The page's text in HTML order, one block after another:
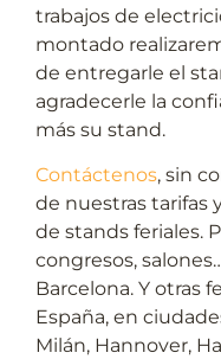
trabajos de
montado
de entregarle el
agradecerle la
más su stand.
Contáctenos, sin
de nuestras tarifas
de stands feriales.
congresos,
Barcelona. Y otras
España, en
Milán, Hannover,